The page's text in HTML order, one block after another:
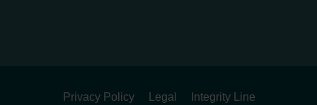
Privacy Policy Legal Integrity Line